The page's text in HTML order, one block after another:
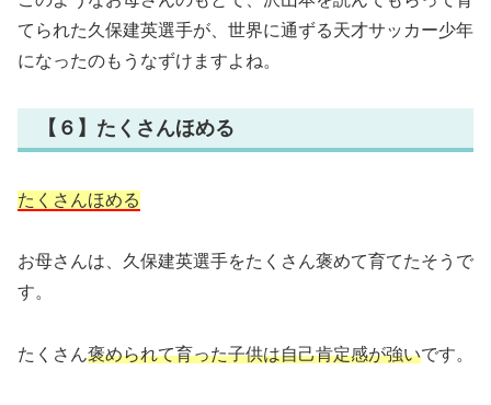
てられた久保建英選手が、世界に通ずる天才サッカー少年
になったのもうなずけますよね。
【６】たくさんほめる
たくさんほめる
お母さんは、久保建英選手をたくさん褒めて育てたそうで
す。
たくさん褒められて育った子供は自己肯定感が強いです。